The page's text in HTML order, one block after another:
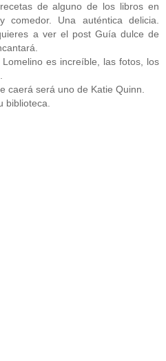
de alguno de los libros en
comedor. Una auténtica delicia.
a ver el post Guía dulce de
es increíble, las fotos, los
caerá será uno de Katie Quinn.
biblioteca.